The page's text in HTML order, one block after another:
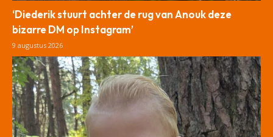
‘Diederik stuurt achter de rug van Anouk deze
bizarre DM op Instagram’
9 augustus 2026